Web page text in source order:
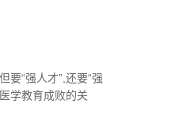
要“强人才”,还要“强
学教育成败的关